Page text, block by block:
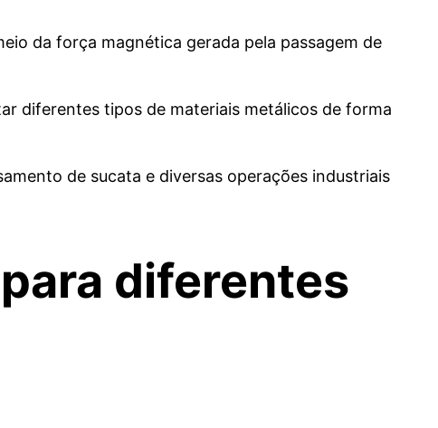
da força magnética gerada pela passagem de
diferentes tipos de materiais metálicos de forma
de sucata e diversas operações industriais
diferentes